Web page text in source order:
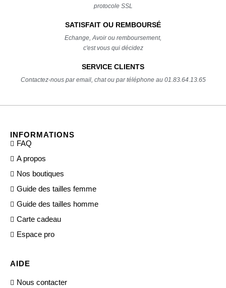
protocole SSL
SATISFAIT OU REMBOURSÉ
Echange, Avoir ou remboursement,
c'est vous qui décidez
SERVICE CLIENTS
Contactez-nous par email, chat ou par téléphone au 01.83.64.13.65
INFORMATIONS
FAQ
A propos
Nos boutiques
Guide des tailles femme
Guide des tailles homme
Carte cadeau
Espace pro
AIDE
Nous contacter